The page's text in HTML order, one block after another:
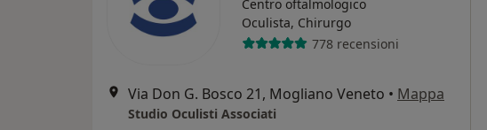
Centro oftalmologico
Oculista, Chirurgo
778 recensioni
Via Don G. Bosco 21, Mogliano Veneto • Mappa
Studio Oculisti Associati